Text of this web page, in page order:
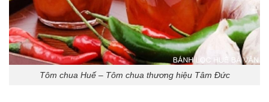
Tôm chua Huế – Tôm chua thương hiệu Tâm Đức